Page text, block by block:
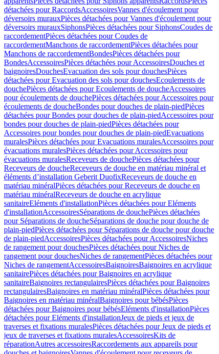
détachées pour RaccordsAccessoiresVannes d'écoulement pour
déversoirs murauxPièces détachées pour Vannes d'écoulement pour
déversoirs murauxSiphonsPièces détachées pour SiphonsCoudes de
raccordementPièces détachées pour Coudes de
raccordementManchons de raccordementPièces détachées pour
Manchons de raccordementBondesPièces détachées pour
BondesAccessoiresPièces détachées pour AccessoiresDouches et
baignoiresDouchesEvacuation des sols pour douchesPièces
détachées pour Evacuation des sols pour douchesEcoulements de
douchePièces détachées pour Ecoulements de doucheAccessoires
pour écoulements de douchePièces détachées pour Accessoires pour
écoulements de doucheBondes pour douches de plain-piedPièces
détachées pour Bondes pour douches de plain-piedAccessoires pour
bondes pour douches de plain-piedPièces détachées pour
Accessoires pour bondes pour douches de plain-piedEvacuations
muralesPièces détachées pour Evacuations muralesAccessoires pour
évacuations muralesPièces détachées pour Accessoires pour
évacuations muralesReceveurs de douchePièces détachées pour
Receveurs de doucheReceveurs de douche en matériau minéral et
éléments d’installation Geberit DuofixReceveurs de douche en
matériau minéralPièces détachées pour Receveurs de douche en
matériau minéralReceveurs de douche en acrylique
sanitaireEléments d'installationPièces détachées pour Eléments
d'installationAccessoiresSéparations de douchePièces détachées
pour Séparations de doucheSéparations de douche pour douche de
plain-piedPièces détachées pour Séparations de douche pour douche
de plain-piedAccessoiresPièces détachées pour AccessoiresNiches
de rangement pour douchesPièces détachées pour Niches de
rangement pour douchesNiches de rangementPièces détachées pour
Niches de rangementAccessoiresBaignoiresBaignoires en acrylique
sanitairePièces détachées pour Baignoires en acrylique
sanitaireBaignoires rectangulairesPièces détachées pour Baignoires
rectangulairesBaignoires en matériau minéralPièces détachées pour
Baignoires en matériau minéralBaignoires pour bébésPièces
détachées pour Baignoires pour bébésEléments d'installationPièces
détachées pour Eléments d'installationJeux de pieds et jeux de
traverses et fixations muralesPièces détachées pour Jeux de pieds et
jeux de traverses et fixations muralesAccessoiresKits de
réparationAutres accessoiresRaccordements aux appareils pour